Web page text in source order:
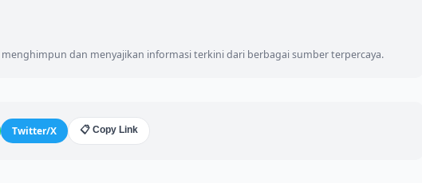
dan menyajikan informasi terkini dari berbagai sumber terpercaya.
Twitter/X 📋 Copy Link